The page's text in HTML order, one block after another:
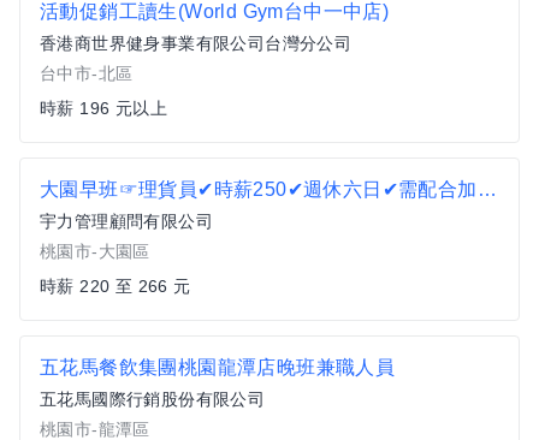
活動促銷工讀生(World Gym台中一中店)
香港商世界健身事業有限公司台灣分公司
台中市-北區
時薪 196 元以上
大園早班☞理貨員✔時薪250✔週休六日✔需配合加班✔可日領AY
宇力管理顧問有限公司
桃園市-大園區
時薪 220 至 266 元
五花馬餐飲集團桃園龍潭店晚班兼職人員
五花馬國際行銷股份有限公司
桃園市-龍潭區